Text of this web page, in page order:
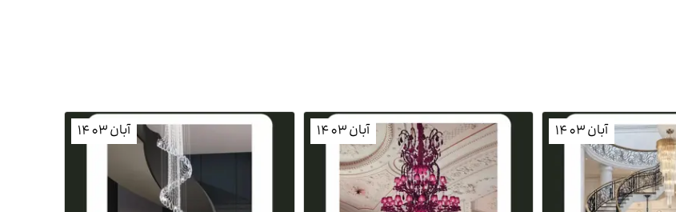
آبان 1403 آبان 1403 آبان 1403